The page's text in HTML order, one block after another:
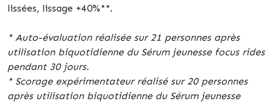
lissées, lissage +40%**.
* Auto-évaluation réalisée sur 21 personnes après
utilisation biquotidienne du Sérum jeunesse focus rides
pendant 30 jours.
* Scorage expérimentateur réalisé sur 20 personnes
après utilisation biquotidienne du Sérum jeunesse